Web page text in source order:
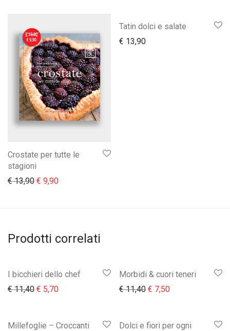
Crostate per tutte le
stagioni
€13,90 Il prezzo originale era: € 13,90.
€ 9,90Il prezzo attuale è: € 9,90.
Tatin dolci e salate
€ 13,90
Prodotti correlati
I bicchieri dello chef
€11,40 Il prezzo originale era: € 11,40.
€ 5,70Il prezzo attuale è: € 5,70.
Morbidi & cuori teneri
€11,40 Il prezzo originale era:
€ 7,50Il prezzo attuale
Millefoglie – Croccanti
Dolci e fiori per ogni